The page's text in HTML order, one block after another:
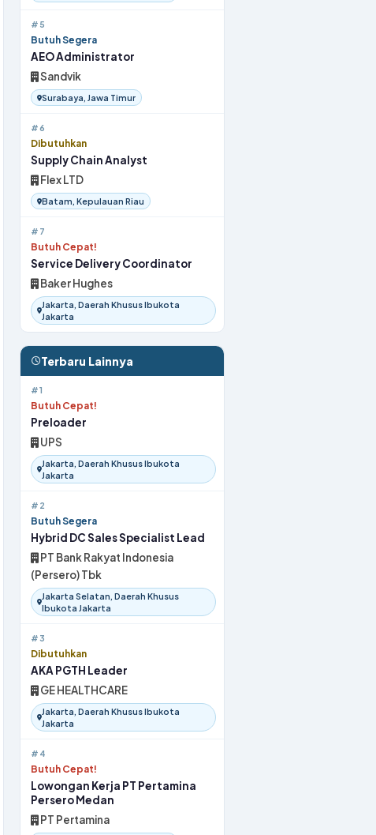
#5
Butuh Segera
AEO Administrator
Sandvik
Surabaya, Jawa Timur
#6
Dibutuhkan
Supply Chain Analyst
Flex LTD
Batam, Kepulauan Riau
#7
Butuh Cepat!
Service Delivery Coordinator
Baker Hughes
Jakarta, Daerah Khusus Ibukota
Jakarta
Terbaru Lainnya
#1
Butuh Cepat!
Preloader
UPS
Jakarta, Daerah Khusus Ibukota
Jakarta
#2
Butuh Segera
Hybrid DC Sales Specialist Lead
PT Bank Rakyat Indonesia
(Persero) Tbk
Jakarta Selatan, Daerah Khusus
Ibukota Jakarta
#3
Dibutuhkan
AKA PGTH Leader
GE HEALTHCARE
Jakarta, Daerah Khusus Ibukota
Jakarta
#4
Butuh Cepat!
Lowongan Kerja PT Pertamina
Persero Medan
PT Pertamina